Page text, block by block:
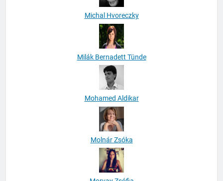
Michal Hvoreczky
Milák Bernadett Tünde
Mohamed Aldikar
Molnár Zsóka